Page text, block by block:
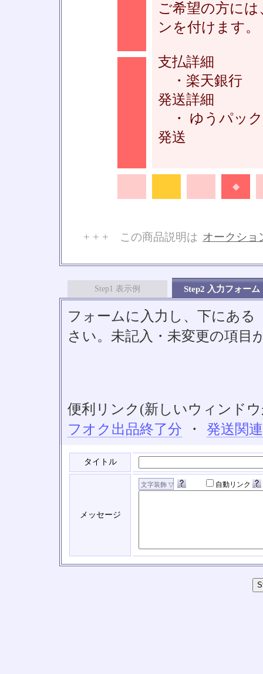
ご希望の方に
ンを付けます。
支払詳細
・楽天銀行
発送詳細
・ ゆうパッ
発送
◆
+ + + この商品説明は オークショ
Step1 表示例 Step2 入力フォーム
フォームに入力し、下にあ
さい。未記入・未変更の項目
便利リンク(新しいウィンド
フオク出品終了分
・ 発送関
タイトル
メッセージ
自動リンク